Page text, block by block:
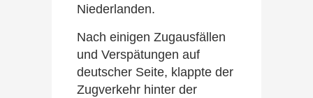
Niederlanden.
Nach einigen Zugausfällen
und Verspätungen auf
deutscher Seite, klappte der
Zugverkehr hinter der